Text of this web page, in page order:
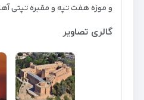
و موزه هفت تپه و مقبره تپتی
گالری تصاویر